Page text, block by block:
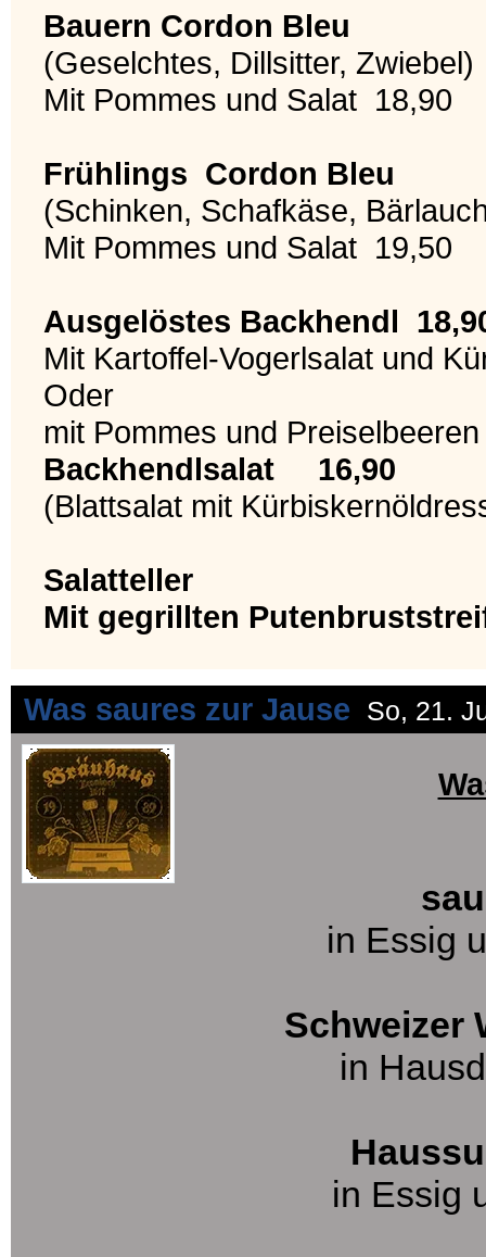
Bauern Cordon Bleu
(Geselchtes, Dillsitter, Zwiebel)
Mit Pommes und Salat 18,90
Frühlings Cordon Bleu
(Schinken, Schafkäse,
Mit Pommes und Salat 19,50
Ausgelöstes Backhendl
Mit Kartoffel-Vogerlsalat und
Oder
mit Pommes und Preiselbeeren
Backhendlsalat 16,90
(Blattsalat mit
Salatteller
Mit gegrillten
Was saures zur Jause So, 21.
in Essig
Schweizer
in
in Essig